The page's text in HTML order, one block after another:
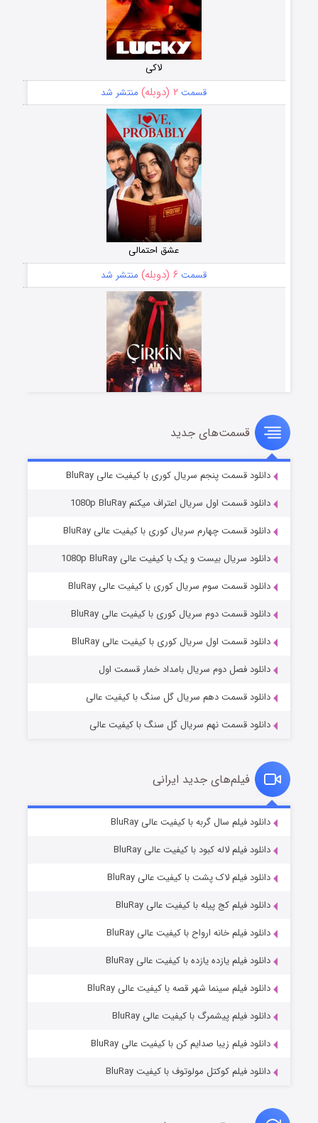
لاکی
قسمت ۲ (دوبله) منتشر شد
عشق احتمالی
قسمت ۶ (دوبله) منتشر شد
سریال زشت
قسمت۵ (زیرنویس) منتشر شد
وستی ها
قسمت۱ (زیرنویس) منتشر شد
قسمت۶ (زیرنویس) منتشر شد
قسمت‌های جدید
دانلود قسمت پنجم سریال کوری با کیفیت عالی BluRay
دانلود قسمت اول سریال اعتراف میکنم 1080p BluRay
دانلود قسمت چهارم سریال کوری با کیفیت عالی BluRay
دانلود سریال بیست و یک با کیفیت عالی 1080p BluRay
دانلود قسمت سوم سریال کوری با کیفیت عالی BluRay
دانلود قسمت دوم سریال کوری با کیفیت عالی BluRay
دانلود قسمت اول سریال کوری با کیفیت عالی BluRay
دانلود فصل دوم سریال بامداد خمار قسمت اول
دانلود قسمت دهم سریال گل سنگ با کیفیت عالی
دانلود قسمت نهم سریال گل سنگ با کیفیت عالی
فیلم‌های جدید ایرانی
دانلود فیلم سال گربه با کیفیت عالی BluRay
دانلود فیلم لاله کبود با کیفیت عالی BluRay
دانلود فیلم لاک پشت با کیفیت عالی BluRay
دانلود فیلم کج‌ پیله با کیفیت عالی BluRay
دانلود فیلم خانه ارواح با کیفیت عالی BluRay
دانلود فیلم یازده یازده با کیفیت عالی BluRay
دانلود فیلم سینما شهر قصه با کیفیت عالی BluRay
دانلود فیلم پیشمرگ با کیفیت عالی BluRay
دانلود فیلم زیبا صدایم کن با کیفیت عالی BluRay
دانلود فیلم کوکتل مولوتوف با کیفیت BluRay